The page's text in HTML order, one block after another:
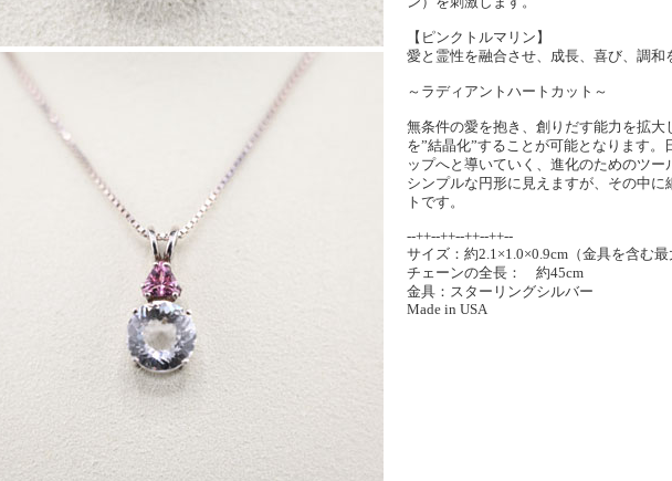
【ピンクトルマリン】
愛と霊性を融合させ、成長、喜び、調和
～ラディアントハートカット～
無条件の愛を抱き、創りだす能力を拡
を”結晶化”することが可能となります
ップへと導いていく、進化のためのツー
シンプルな円形に見えますが、その中
トです。
--++--++--++--++--
サイズ：約2.1×1.0×0.9cm（金具を含む
チェーンの全長： 約45cm
金具：スターリングシルバー
Made in USA